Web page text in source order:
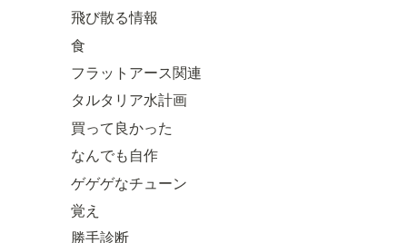
飛び散る情報
食
フラットアース関連
タルタリア水計画
買って良かった
なんでも自作
ゲゲゲなチューン
覚え
勝手診断